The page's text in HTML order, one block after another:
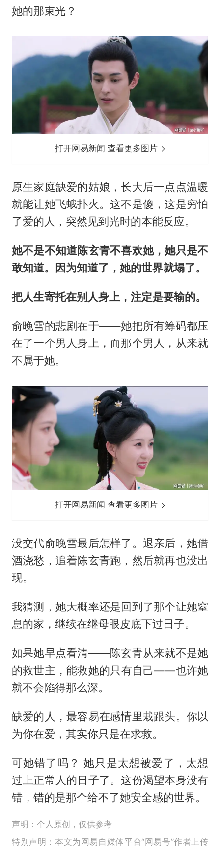
她的那束光？
打开网易新闻 查看更多图片
原生家庭缺爱的姑娘，长大后一点点温暖
就能让她飞蛾扑火。这不是傻，这是穷怕
了爱的人，突然见到光时的本能反应。
她不是不知道陈玄青不喜欢她，她只是不
敢知道。因为知道了，她的世界就塌了。
把人生寄托在别人身上，注定是要输的。
俞晚雪的悲剧在于——她把所有筹码都压
在了一个男人身上，而那个男人，从来就
不属于她。
打开网易新闻 查看更多图片
没交代俞晚雪最后怎样了。退亲后，她借
酒浇愁，追着陈玄青跑，然后就再也没出
现。
我猜测，她大概率还是回到了那个让她窒
息的家，继续在继母眼皮底下过日子。
如果她早点看清——陈玄青从来就不是她
的救世主，能救她的只有自己——也许她
就不会陷得那么深。
缺爱的人，最容易在感情里栽跟头。你以
为你在爱，其实你只是在求救。
可她错了吗？ 她只是太想被爱了，太想
过上正常人的日子了。这份渴望本身没有
错，错的是那个给不了她安全感的世界。
声明：个人原创，仅供参考
特别声明：本文为网易自媒体平台“网易号”作者上传